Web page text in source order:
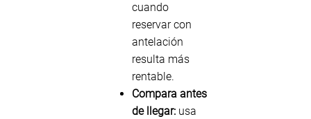
cuando
reservar con
antelación
resulta más
rentable.
Compara antes
de llegar: usa